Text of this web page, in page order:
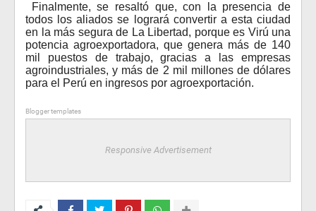
Finalmente, se resaltó que, con la presencia de
todos los aliados se logrará convertir a esta ciudad
en la más segura de La Libertad, porque es Virú una
potencia agroexportadora, que genera más de 140
mil puestos de trabajo, gracias a las empresas
agroindustriales, y más de 2 mil millones de dólares
para el Perú en ingresos por agroexportación.
Blogger templates
Responsive Advertisement